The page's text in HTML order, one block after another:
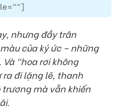
nhưng đầy trân
của ký ức – những
“hoa rơi không
ra đi lặng lẽ, thanh
mà vẫn khiến